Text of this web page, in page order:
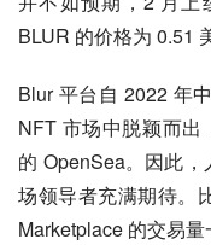
BLUR 的价格为 0.51
Blur 平台自 2022 年
NFT 市场中脱颖而
的 OpenSea。因此
场领导者充满期待。
Marketplace 的交易量